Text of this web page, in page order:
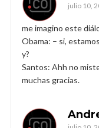
julio 10,
me imagino este
Obama: – si,
y?
Santos: Ahh no
muchas gracias.